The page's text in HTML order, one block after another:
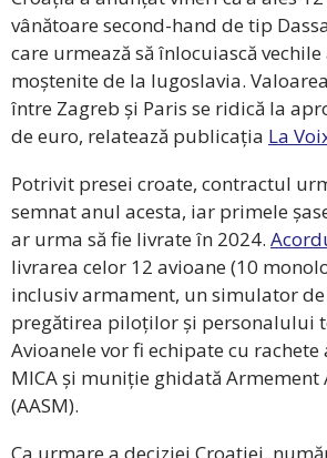
vânătoare second-hand de tip
care urmează să înlocuiască
moștenite de la Iugoslavia.
între Zagreb și Paris se ridică la
de euro, relatează publicația La
Potrivit presei croate, contractul
semnat anul acesta, iar primele
ar urma să fie livrate în 2024.
livrarea celor 12 avioane (10
inclusiv armament, un simulator
pregătirea piloților și personalului
Avioanele vor fi echipate cu rachete
MICA și muniție ghidată
(AASM).